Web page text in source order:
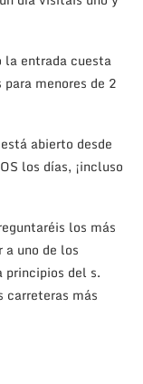
la entrada cuesta
menores de 2
abierto desde
los días, ¡incluso
los más
a uno de los
principios del s.
carreteras más